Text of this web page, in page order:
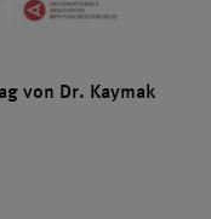
von Dr. Kaymak